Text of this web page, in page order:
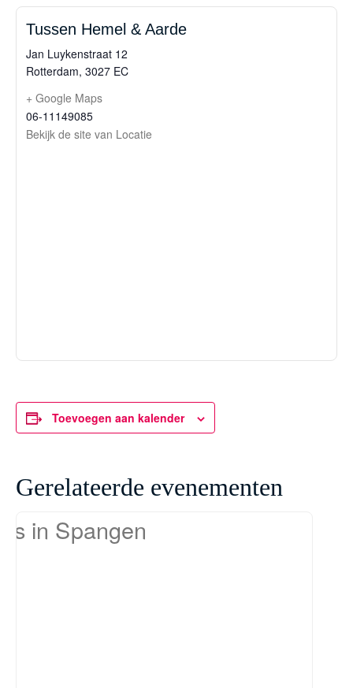
Tussen Hemel & Aarde
Jan Luykenstraat 12
Rotterdam, 3027 EC
+ Google Maps
06-11149085
Bekijk de site van Locatie
Toevoegen aan kalender
Gerelateerde evenementen